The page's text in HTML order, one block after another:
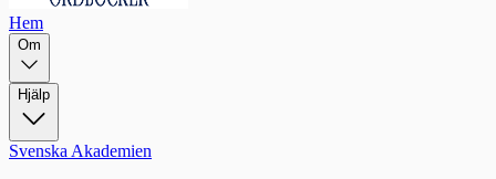
Hem
Om
Hjälp
Svenska Akademien